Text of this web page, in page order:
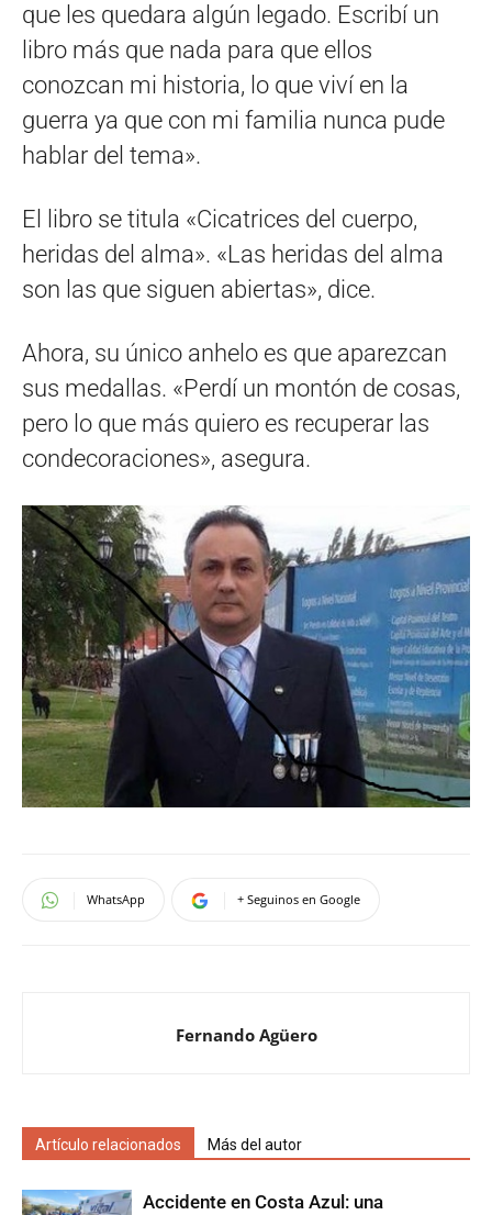
que les quedara algún legado. Escribí un
libro más que nada para que ellos
conozcan mi historia, lo que viví en la
guerra ya que con mi familia nunca pude
hablar del tema».
El libro se titula «Cicatrices del cuerpo,
heridas del alma». «Las heridas del alma
son las que siguen abiertas», dice.
Ahora, su único anhelo es que aparezcan
sus medallas. «Perdí un montón de cosas,
pero lo que más quiero es recuperar las
condecoraciones», asegura.
WhatsApp + Seguinos en Google
Fernando Agüero
Artículo relacionados Más del autor
Accidente en Costa Azul: una